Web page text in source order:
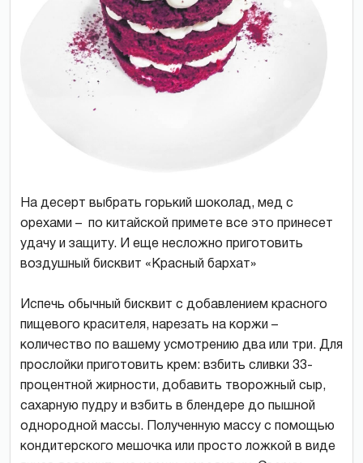
На десерт выбрать горький шоколад, мед с
орехами – по китайской примете все это принесет
удачу и защиту. И еще несложно приготовить
воздушный бисквит «Красный бархат»
Испечь обычный бисквит с добавлением красного
пищевого красителя, нарезать на коржи –
количество по вашему усмотрению два или три. Для
прослойки приготовить крем: взбить сливки 33-
процентной жирности, добавить творожный сыр,
сахарную пудру и взбить в блендере до пышной
однородной массы. Полученную массу с помощью
кондитерского мешочка или просто ложкой в виде